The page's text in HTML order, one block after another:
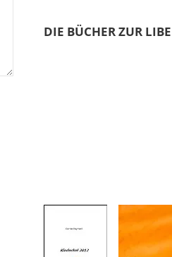
DIE BÜCHER ZUR